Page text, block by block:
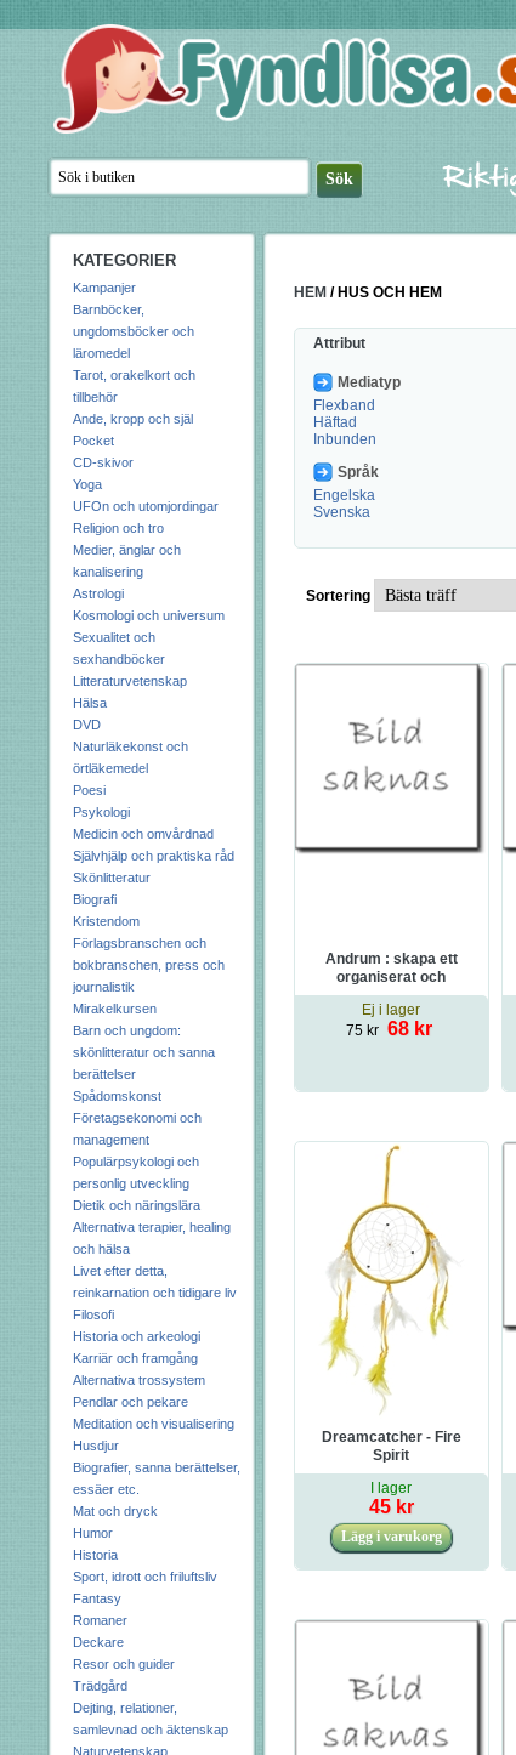
KATEGORIER
Kampanjer
Barnböcker,
ungdomsböcker och
läromedel
Tarot, orakelkort och
tillbehör
Ande, kropp och själ
Pocket
CD-skivor
Yoga
UFOn och utomjordingar
Religion och tro
Medier, änglar och
kanalisering
Astrologi
Kosmologi och universum
Sexualitet och
sexhandböcker
Litteraturvetenskap
Hälsa
DVD
Naturläkekonst och
örtläkemedel
Poesi
Psykologi
Medicin och omvårdnad
Självhjälp och praktiska råd
Skönlitteratur
Biografi
Kristendom
Förlagsbranschen och
bokbranschen, press och
journalistik
Mirakelkursen
Barn och ungdom:
skönlitteratur och sanna
berättelser
Spådomskonst
Företagsekonomi och
management
Populärpsykologi och
personlig utveckling
Dietik och näringslära
Alternativa terapier, healing
och hälsa
Livet efter detta,
reinkarnation och tidigare liv
Filosofi
Historia och arkeologi
Karriär och framgång
Alternativa trossystem
Pendlar och pekare
Meditation och visualisering
Husdjur
Biografier, sanna berättelser,
essäer etc.
Mat och dryck
Humor
Historia
Sport, idrott och friluftsliv
Fantasy
Romaner
Deckare
Resor och guider
Trädgård
Dejting, relationer,
samlevnad och äktenskap
Naturvetenskap
HEM / HUS OCH HEM
Attribut
Mediatyp
Flexband
Häftad
Inbunden
Språk
Engelska
Svenska
Sortering
Andrum : skapa ett
organiserat och
harmoniskt hem
Ej i lager
75 kr 68 kr
Dreamcatcher - Fire
Spirit
I lager
45 kr